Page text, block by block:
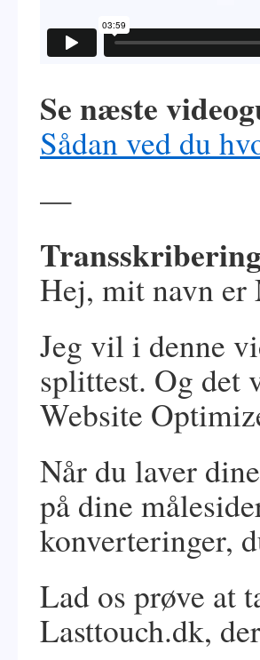
Se næste
Sådan ved du
—
Transskribering
Hej, mit navn
Jeg vil i denne
splittest. Og det
Website
Når du laver
på dine
konverteringer,
Lad os prøve at
Lasttouch.dk,